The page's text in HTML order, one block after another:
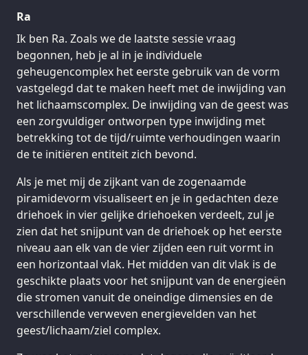
Ra
Ik ben Ra. Zoals we de laatste sessie vraag
begonnen, heb je al in je individuele
geheugencomplex het eerste gebruik van de vorm
vastgelegd dat te maken heeft met de inwijding van
het lichaamscomplex. De inwijding van de geest was
een zorgvuldiger ontworpen type inwijding met
betrekking tot de tijd/ruimte verhoudingen waarin
de te initiëren entiteit zich bevond.
Als je met mij de zijkant van de zogenaamde
piramidevorm visualiseert en je in gedachten deze
driehoek in vier gelijke driehoeken verdeelt, zul je
zien dat het snijpunt van de driehoek op het eerste
niveau aan elk van de vier zijden een ruit vormt in
een horizontaal vlak. Het midden van dit vlak is de
geschikte plaats voor het snijpunt van de energieën
die stromen vanuit de oneindige dimensies en de
verschillende verweven energievelden van het
geest/lichaam/ziel complex.